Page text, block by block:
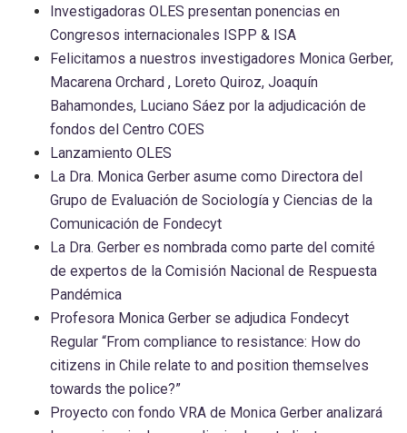
Investigadoras OLES presentan ponencias en
Congresos internacionales ISPP & ISA
Felicitamos a nuestros investigadores Monica Gerber,
Macarena Orchard , Loreto Quiroz, Joaquín
Bahamondes, Luciano Sáez por la adjudicación de
fondos del Centro COES
Lanzamiento OLES
La Dra. Monica Gerber asume como Directora del
Grupo de Evaluación de Sociología y Ciencias de la
Comunicación de Fondecyt
La Dra. Gerber es nombrada como parte del comité
de expertos de la Comisión Nacional de Respuesta
Pandémica
Profesora Monica Gerber se adjudica Fondecyt
Regular “From compliance to resistance: How do
citizens in Chile relate to and position themselves
towards the police?”
Proyecto con fondo VRA de Monica Gerber analizará